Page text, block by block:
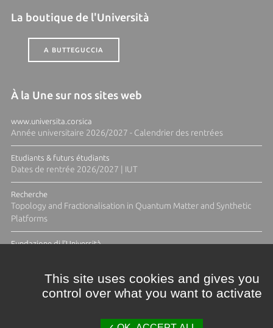
La boutique de l'Università
A BUTTEGUCCIA
À la Une sur nos sites web
www.universita.corsica
Année universitaire 2026/2027 - Calendrier des rentrées
Etudiants & futurs étudiants
Dates de rentrée 2026/2027 | IUT
Recherche
Topology and Fractionalisation in Quantum Matter and Synthetic
Platforms
Fundazione di l'Università
This site uses cookies and gives you
control over what you want to activate